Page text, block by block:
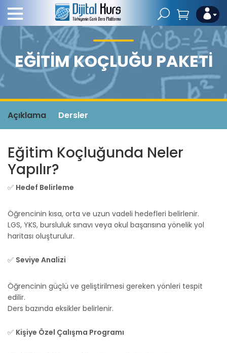
EĞITIM KOÇLUĞU PAKETI
Açıklama Dersler
Eğitim Koçluğunda Neler
Yapılır?
✅ Hedef Belirleme
Öğrencinin kısa, orta ve uzun vadeli hedefleri belirlenir.
LGS, YKS, bursluluk sınavı veya okul başarısına yönelik yol
haritası oluşturulur.
✅ Seviye Analizi
Öğrencinin güçlü ve geliştirilmesi gereken yönleri tespit
edilir.
Ders bazında eksikler belirlenir.
✅ Kişiye Özel Çalışma Programı